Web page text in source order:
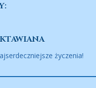
życzenia!